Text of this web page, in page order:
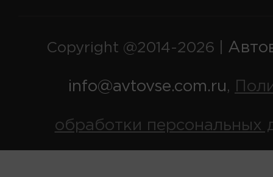
Copyright @2014-2026 |
info@avtovse.com.ru,
обработки персональных